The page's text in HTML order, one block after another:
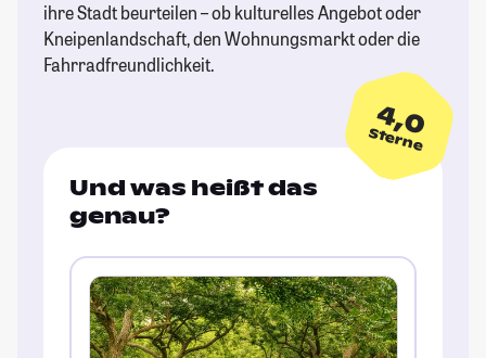
ihre Stadt beurteilen – ob kulturelles Angebot oder
Kneipenlandschaft, den Wohnungsmarkt oder die
Fahrradfreundlichkeit.
4,0
Sterne
Und was heißt das
genau?